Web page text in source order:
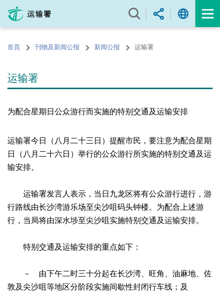
内
的首頁 刊物及新闻公报 新闻公报 运输署
运输署
为配合星期日公众游行而实施的特别交通及运输安排
运输署今日（八月二十三日）提醒市民，要注意为配合星期
日（八月二十六日）举行的公众游行所实施的特别交通及运
输安排。
运输署发言人表示，当日九龙区将有公众游行进行，游
行路线由长沙湾游乐场至尖沙咀码头钟楼。为配合上述游
行，当局将由深水埗至尖沙咀实施特别交通及运输安排。
特别交通及运输安排的重点如下：
－ 由下午二时三十分起在长沙湾、旺角、油麻地、佐
敦及尖沙咀等地区分阶段实施间歇性封闭行车线；及